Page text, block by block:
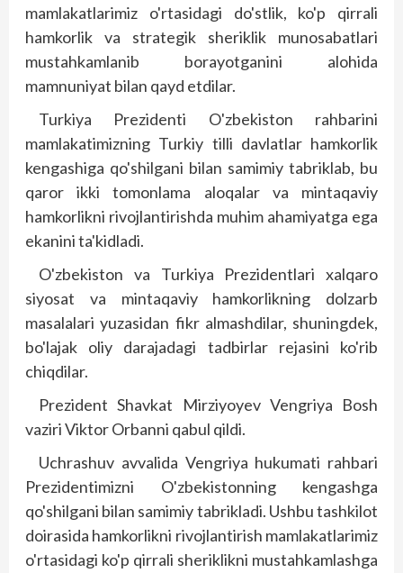
mamlakatlarimiz o'rtasidagi do'stlik, ko'p qirrali
hamkorlik va strategik sheriklik munosabatlari
mustahkamlanib borayotganini alohida
mamnuniyat bilan qayd etdilar.
Turkiya Prezidenti O'zbekiston rahbarini
mamlakatimizning Turkiy tilli davlatlar hamkorlik
kengashiga qo'shilgani bilan samimiy tabriklab, bu
qaror ikki tomonlama aloqalar va mintaqaviy
hamkorlikni rivojlantirishda muhim ahamiyatga ega
ekanini ta'kidladi.
O'zbekiston va Turkiya Prezidentlari xalqaro
siyosat va mintaqaviy hamkorlikning dolzarb
masalalari yuzasidan fikr almashdilar, shuningdek,
bo'lajak oliy darajadagi tadbirlar rejasini ko'rib
chiqdilar.
Prezident Shavkat Mirziyoyev Vengriya Bosh
vaziri Viktor Orbanni qabul qildi.
Uchrashuv avvalida Vengriya hukumati rahbari
Prezidentimizni O'zbekistonning kengashga
qo'shilgani bilan samimiy tabrikladi. Ushbu tashkilot
doirasida hamkorlikni rivojlantirish mamlakatlarimiz
o'rtasidagi ko'p qirrali sheriklikni mustahkamlashga